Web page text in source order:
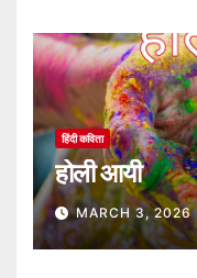
हिंदी कविता
होली आयी
MARCH 3, 2026